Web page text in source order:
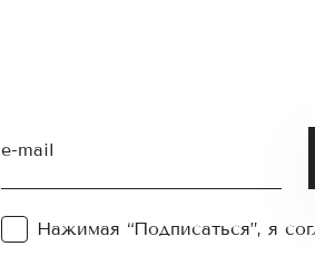
e-mail
Нажимая “Подписаться”, я